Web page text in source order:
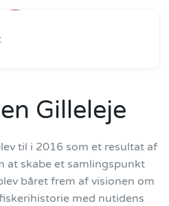
Gilleleje
til i 2016 som et resultat af
skabe et samlingspunkt
båret frem af visionen om
med nutidens